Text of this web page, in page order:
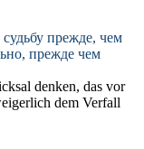
прежде, чем
прежде чем
denken, das vor
dem Verfall